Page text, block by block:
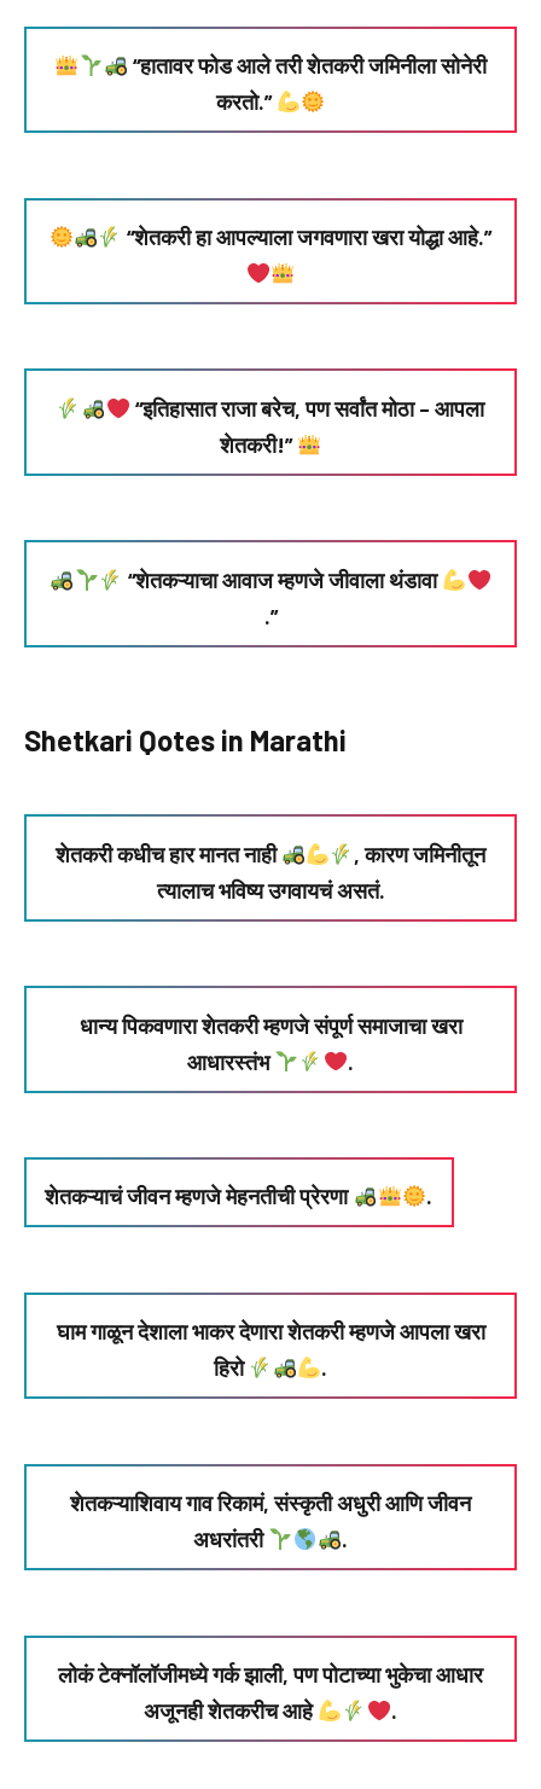
“हातावर फोड आले तरी शेतकरी जमिनीला सोनेरी
करतो.”
“शेतकरी हा आपल्याला जगवणारा खरा योद्धा आहे.”
“इतिहासात राजा बरेच, पण सर्वांत मोठा – आपला
शेतकरी!”
“शेतकऱ्याचा आवाज म्हणजे जीवाला थंडावा
.”
Shetkari Qotes in Marathi
शेतकरी कधीच हार मानत नाही
, कारण जमिनीतून
त्यालाच भविष्य उगवायचं असतं.
धान्य पिकवणारा शेतकरी म्हणजे संपूर्ण समाजाचा खरा
आधारस्तंभ
.
शेतकऱ्याचं जीवन म्हणजे मेहनतीची प्रेरणा .
घाम गाळून देशाला भाकर देणारा शेतकरी म्हणजे आपला खरा
हिरो
.
शेतकऱ्याशिवाय गाव रिकामं, संस्कृती अधुरी आणि जीवन
अधरांतरी
.
लोकं टेक्नॉलॉजीमध्ये गर्क झाली, पण पोटाच्या भुकेचा आधार
अजूनही शेतकरीच आहे
.